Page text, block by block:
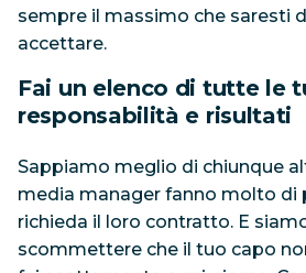
sempre il massimo che saresti
accettare.
Fai un elenco di tutte le
responsabilità e risultati
Sappiamo meglio di chiunque
media manager fanno molto di
richieda il loro contratto. E
scommettere che il tuo capo